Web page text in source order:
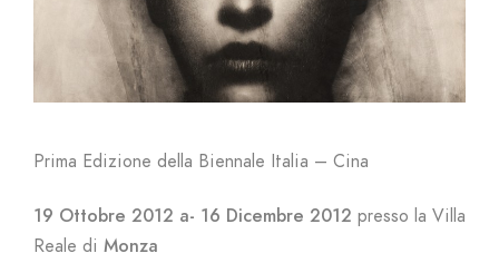
Prima Edizione della Biennale Italia – Cina
19 Ottobre 2012 a- 16 Dicembre 2012 presso la Villa
Reale di Monza